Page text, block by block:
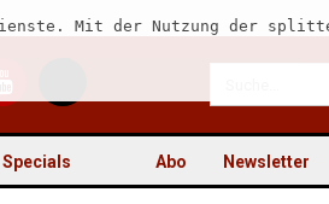
Mit der Nutzung der
Specials Newsletter
Abo